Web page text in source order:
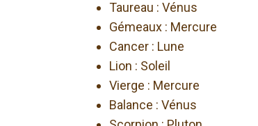
Taureau : Vénus
Gémeaux : Mercure
Cancer : Lune
Lion : Soleil
Vierge : Mercure
Balance : Vénus